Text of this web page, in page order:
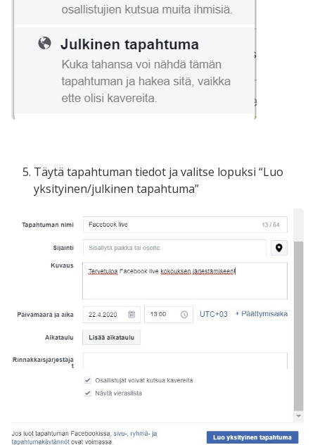
Täytä tapahtuman tiedot ja valitse lopuksi “Luo
yksityinen/julkinen tapahtuma”